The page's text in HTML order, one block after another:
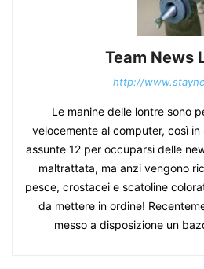
Team News
http://
Le manine delle lontre sono
velocemente al computer, così
assunte 12 per occuparsi delle
maltrattata, ma anzi vengono
pesce, crostacei e scatoline
da mettere in ordine!
messo a disposizione un